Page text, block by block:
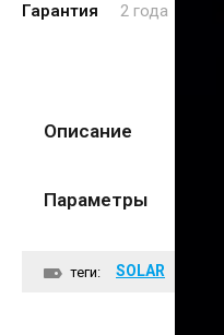
Гарантия 2 года
Описание
Параметры
теги: SOLAR